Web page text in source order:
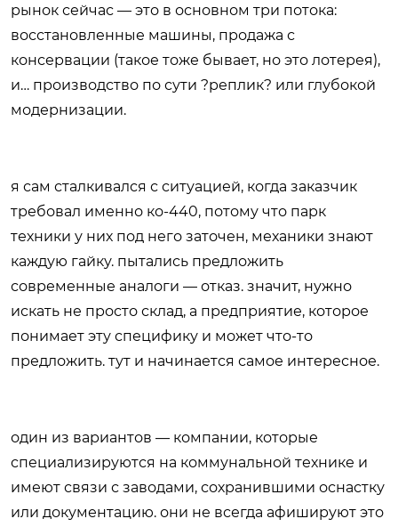
рынок сейчас — это в основном три потока:
восстановленные машины, продажа с
консервации (такое тоже бывает, но это лотерея),
и… производство по сути ?реплик? или глубокой
модернизации.
я сам сталкивался с ситуацией, когда заказчик
требовал именно ко-440, потому что парк
техники у них под него заточен, механики знают
каждую гайку. пытались предложить
современные аналоги — отказ. значит, нужно
искать не просто склад, а предприятие, которое
понимает эту специфику и может что-то
предложить. тут и начинается самое интересное.
один из вариантов — компании, которые
специализируются на коммунальной технике и
имеют связи с заводами, сохранившими оснастку
или документацию. они не всегда афишируют это